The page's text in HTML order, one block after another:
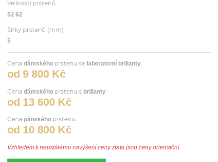
Velikosti prstenů
52 62
Šířky prstenů (mm)
5
Cena dámského prstenu se laboratorní brilianty:
od 9 800 Kč
Cena dámského prstenu s brilianty:
od 13 600 Kč
Cena pánského prstenu:
od 10 800 Kč
Vzhledem k neustálému navýšení ceny zlata jsou ceny orientační.